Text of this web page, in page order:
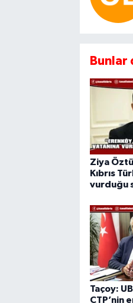
Bunlar
Ziya
Kıbrıs
vurduğu
Taçoy:
CTP’nin